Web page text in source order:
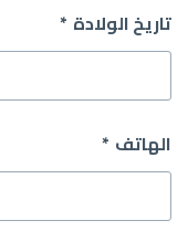
تاريخ الولادة
الهاتف